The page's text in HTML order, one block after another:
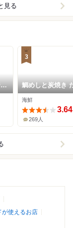
見る
3
鯛めしと炭焼き
あん
海鮮
3.64
269人
が使えるお店